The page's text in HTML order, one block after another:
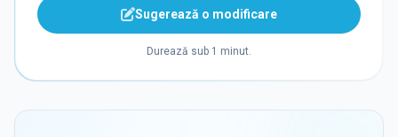
Sugerează o modificare
Durează sub 1 minut.